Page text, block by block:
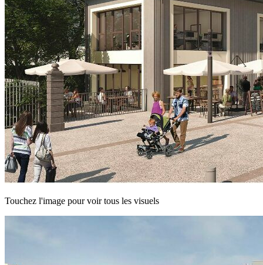
Touchez l'image pour voir tous les visuels